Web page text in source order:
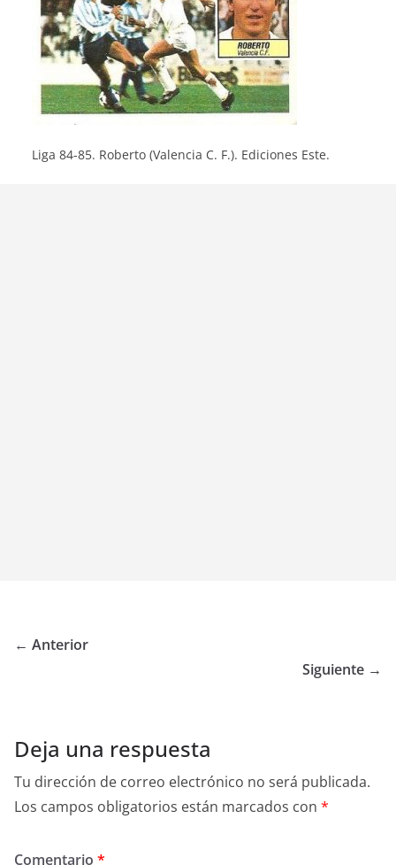
Liga 84-85. Roberto (Valencia C. F.). Ediciones Este.
← Anterior
Siguiente →
Deja una respuesta
Tu dirección de correo electrónico no será publicada.
Los campos obligatorios están marcados con *
Comentario *